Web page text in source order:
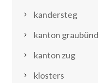
kandersteg
kanton
kanton zug
klosters